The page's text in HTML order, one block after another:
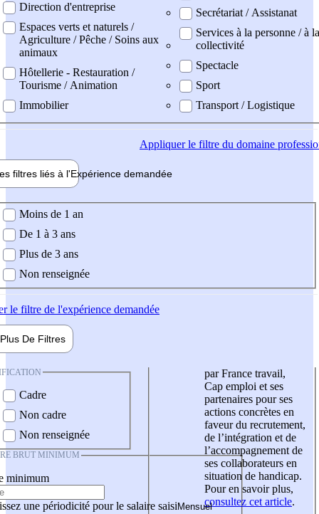
Direction d'entreprise
Espaces verts et naturels /
Agriculture / Pêche / Soins aux
animaux
Hôtellerie - Restauration /
Tourisme / Animation
Immobilier
Secrétariat / Assistanat
Services à la personne / à la
collectivité
Spectacle
Sport
Transport / Logistique
Appliquerle filtre du domaine
filtres liés à l'Expérience demandée
demandée
Moins de 1 an
De 1 à 3 ans
Plus de 3 ans
Non renseignée
le filtre de l'expérience demandée
Plus De Filtres
Cadre
Non cadre
Non renseignée
BRUT MINIMUM
minimum
une périodicité pour le salaire saisi
par France travail,
Cap emploi et ses
partenaires pour ses
actions concrètes en
faveur du recrutement,
de l’intégration et de
l’accompagnement de
ses collaborateurs en
situation de handicap.
Pour en savoir plus,
consultez cet article.